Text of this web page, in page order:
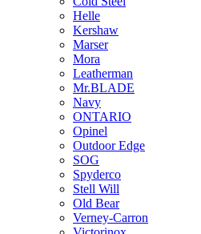
Helle
Kershaw
Marser
Mora
Leatherman
Mr.BLADE
Navy
ONTARIO
Opinel
Outdoor Edge
SOG
Spyderco
Stell Will
Old Bear
Verney-Carron